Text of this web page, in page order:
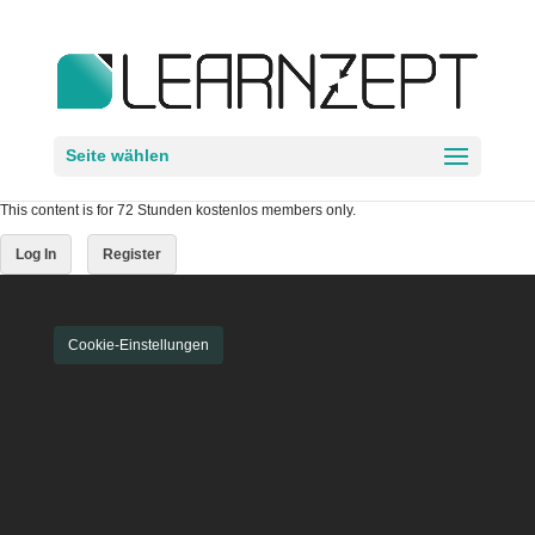
Seite wählen
This content is for 72 Stunden kostenlos members only.
Log In Register
Cookie-Einstellungen